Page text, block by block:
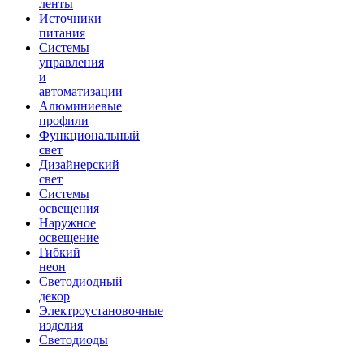
ленты
Источники
питания
Системы
управления
и
автоматизации
Алюминиевые
профили
Функциональный
свет
Дизайнерский
свет
Системы
освещения
Наружное
освещение
Гибкий
неон
Светодиодный
декор
Электроустановочные
изделия
Светодиоды